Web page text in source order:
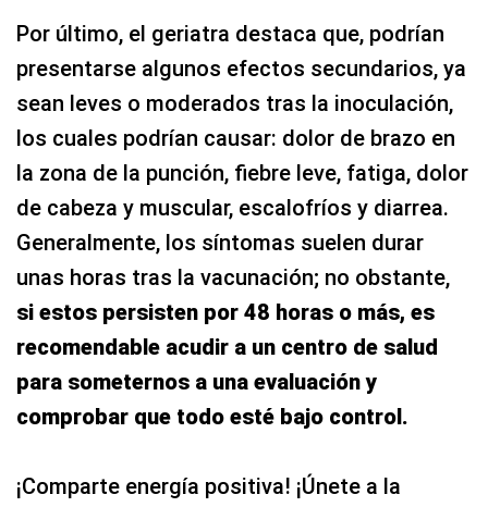
Por último, el geriatra destaca que, podrían
presentarse algunos efectos secundarios, ya
sean leves o moderados tras la inoculación,
los cuales podrían causar: dolor de brazo en
la zona de la punción, fiebre leve, fatiga, dolor
de cabeza y muscular, escalofríos y diarrea.
Generalmente, los síntomas suelen durar
unas horas tras la vacunación; no obstante,
si estos persisten por 48 horas o más, es
recomendable acudir a un centro de salud
para someternos a una evaluación y
comprobar que todo esté bajo control.
¡Comparte energía positiva! ¡Únete a la